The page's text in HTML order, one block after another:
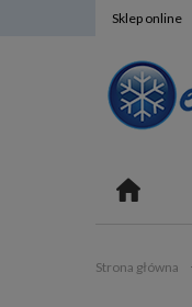
Sklep online
Strona główna